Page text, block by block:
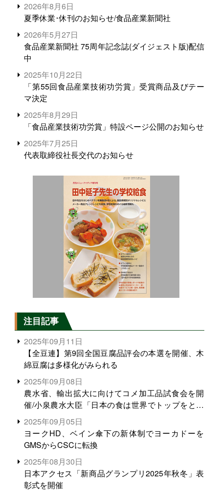
2026年8月6日
夏季休業･休刊のお知らせ/食品産業新聞社
2026年5月27日
食品産業新聞社 75周年記念誌(ダイジェスト版)配信
中
2025年10月22日
「第55回食品産業技術功労賞」受賞商品及びテー
マ決定
2025年8月29日
「食品産業技術功労賞」特設ページ公開のお知らせ
2025年7月25日
代表取締役社長交代のお知らせ
注目記事
2025年09月11日
【全豆連】第9回全国豆腐品評会の本選を開催、木
綿豆腐は多様化がみられる
2025年09月08日
農水省、輸出拡大に向けてコメ加工品試食会を開
催/小泉農水大臣「日本の食は世界でトップをとれ
る。米増産に向けて、米輸出需要の拡大を」
2025年09月05日
ヨークHD、ベイン傘下の新体制でヨーカドーを
GMSからCSCに転換
2025年08月30日
日本アクセス「新商品グランプリ2025年秋冬」表
彰式を開催